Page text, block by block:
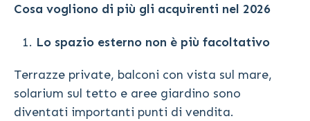
Cosa vogliono di più gli acquirenti nel 2026
Lo spazio esterno non è più facoltativo
Terrazze private, balconi con vista sul mare,
solarium sul tetto e aree giardino sono
diventati importanti punti di vendita.